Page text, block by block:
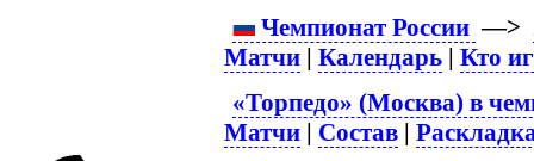
Чемпионат России —>
Матчи |Календарь |Кто
«Торпедо» (Москва) в
Матчи | Состав |